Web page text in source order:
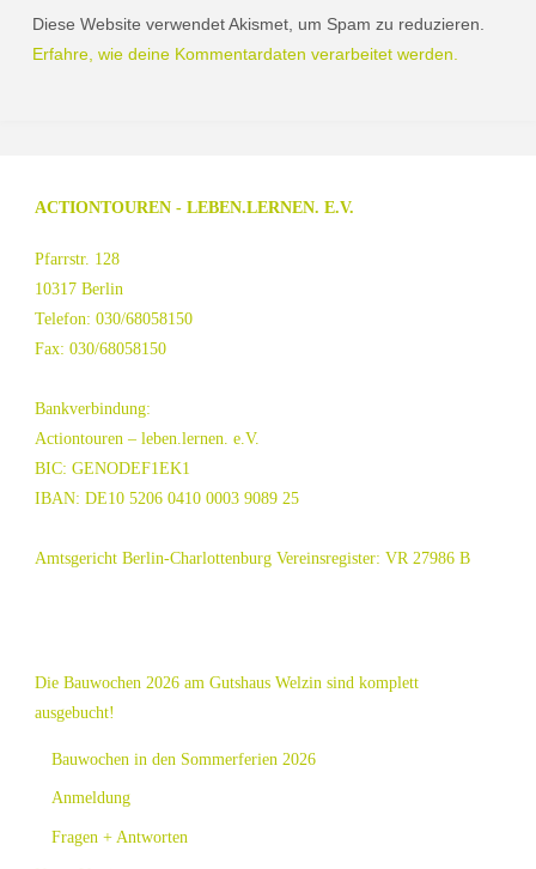
Diese Website verwendet Akismet, um Spam zu reduzieren.
Erfahre, wie deine Kommentardaten verarbeitet werden.
ACTIONTOUREN - LEBEN.LERNEN. E.V.
Pfarrstr. 128
10317 Berlin
Telefon: 030/68058150
Fax: 030/68058150
Bankverbindung:
Actiontouren – leben.lernen. e.V.
BIC: GENODEF1EK1
IBAN: DE10 5206 0410 0003 9089 25
Amtsgericht Berlin-Charlottenburg Vereinsregister: VR 27986 B
Die Bauwochen 2026 am Gutshaus Welzin sind komplett
ausgebucht!
Bauwochen in den Sommerferien 2026
Anmeldung
Fragen + Antworten